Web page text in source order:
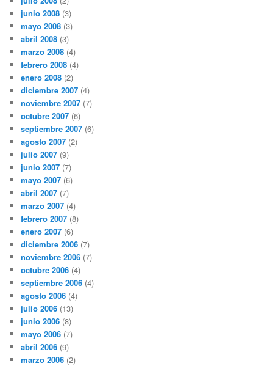
junio 2008 (3)
mayo 2008 (3)
abril 2008 (3)
marzo 2008 (4)
febrero 2008 (4)
enero 2008 (2)
diciembre 2007 (4)
noviembre 2007 (7)
octubre 2007 (6)
septiembre 2007 (6)
agosto 2007 (2)
julio 2007 (9)
junio 2007 (7)
mayo 2007 (6)
abril 2007 (7)
marzo 2007 (4)
febrero 2007 (8)
enero 2007 (6)
diciembre 2006 (7)
noviembre 2006 (7)
octubre 2006 (4)
septiembre 2006 (4)
agosto 2006 (4)
julio 2006 (13)
junio 2006 (8)
mayo 2006 (7)
abril 2006 (9)
marzo 2006 (2)